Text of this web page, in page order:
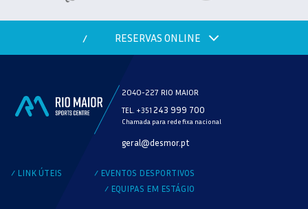
/ RESERVAS ONLINE
2040-227 RIO MAIOR
TEL. +351 243 999 700
Chamada para rede fixa nacional
geral@desmor.pt
/ LINK ÚTEIS / EVENTOS DESPORTIVOS
/ EQUIPAS EM ESTÁGIO